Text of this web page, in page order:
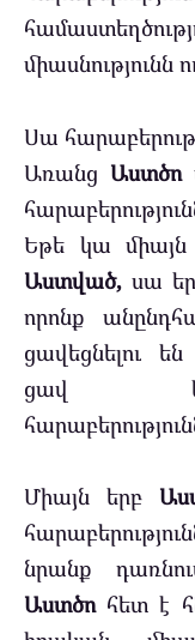
միասնությունն
Սա
Առանց Աստծո
Եթե ​​կա
Աստված, սա
որոնք
ցավեցնելու
ցավ
Միայն երբ
նրանք
Աստծոհետ է